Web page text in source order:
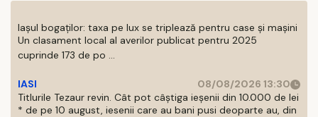
Iașul bogaților: taxa pe lux se triplează pentru case și mașini
Un clasament local al averilor publicat pentru 2025
cuprinde 173 de po ...
IASI
08/08/2026 13:30
Titlurile Tezaur revin. Cât pot câștiga ieșenii din 10.000 de lei
* de pe 10 august, iesenii care au bani pusi deoparte au, din